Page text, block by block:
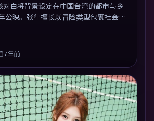
白将背景设定在中国台湾的都市与乡
公映。张律擅长以冒险类型包裹社会议
，留白处耐人寻味。剪辑利落，悬念
合一口气看完。
7年前